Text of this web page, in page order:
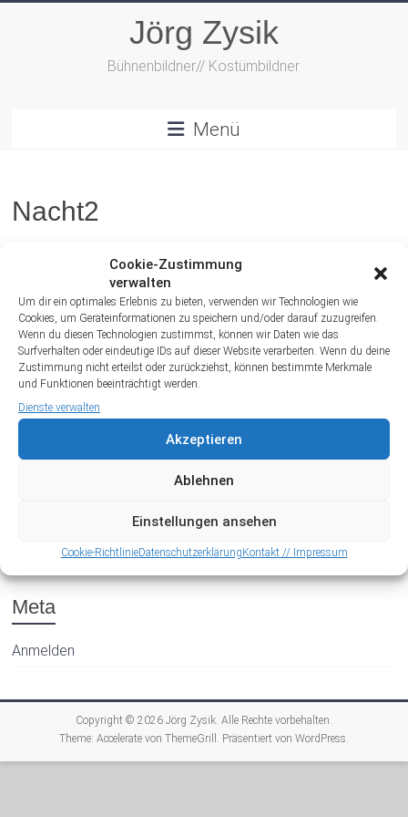
Cookie-Zustimmung
verwalten
Um dir ein optimales Erlebnis zu bieten, verwenden wir Technologien wie
Cookies, um Geräteinformationen zu speichern und/oder darauf zuzugreifen.
Wenn du diesen Technologien zustimmst, können wir Daten wie das
Surfverhalten oder eindeutige IDs auf dieser Website verarbeiten. Wenn du deine
Zustimmung nicht erteilst oder zurückziehst, können bestimmte Merkmale
und Funktionen beeinträchtigt werden.
Dienste verwalten
Akzeptieren
Ablehnen
Einstellungen ansehen
Cookie-RichtlinieDatenschutzerklärung Kontakt // Impressum
Jörg Zysik
Bühnenbildner// Kostümbildner
Menü
Nacht2
Meta
Anmelden
Copyright © 2026 Jörg Zysik. Alle Rechte vorbehalten.
Theme: Acceleratevon ThemeGrill. Präsentiert von WordPress.